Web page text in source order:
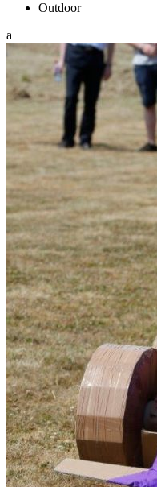
Outdoor
a